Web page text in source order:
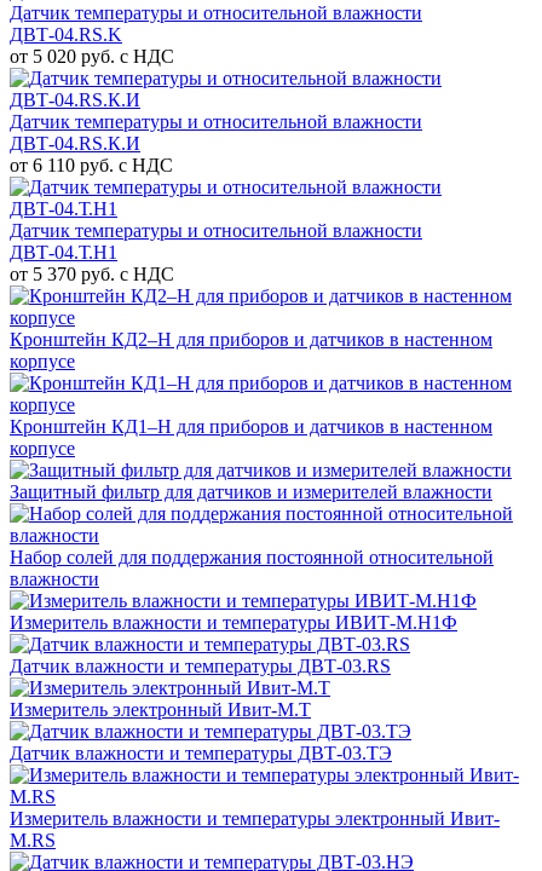
Датчик температуры и относительной влажности
ДВТ-04.RS.K
от 5 020 руб. с НДС
Датчик температуры и относительной влажности
ДВТ-04.RS.К.И
от 6 110 руб. с НДС
Датчик температуры и относительной влажности
ДВТ-04.Т.Н1
от 5 370 руб. с НДС
Кронштейн КД2–Н для приборов и датчиков в настенном
корпусе
Кронштейн КД1–Н для приборов и датчиков в настенном
корпусе
Защитный фильтр для датчиков и измерителей влажности
Набор солей для поддержания постоянной относительной
влажности
Измеритель влажности и температуры ИВИТ-М.Н1Ф
Датчик влажности и температуры ДВТ-03.RS
Измеритель электронный Ивит-М.T
Датчик влажности и температуры ДВТ-03.ТЭ
Измеритель влажности и температуры электронный Ивит-
М.RS